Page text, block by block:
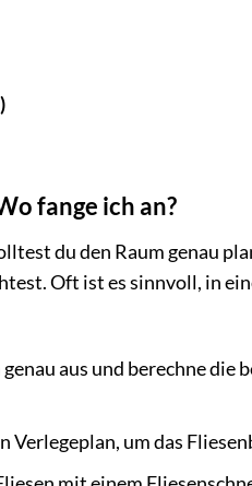
fange ich an?
du den Raum genau
Oft ist es sinnvoll, in
aus und berechne die
Verlegeplan, um das